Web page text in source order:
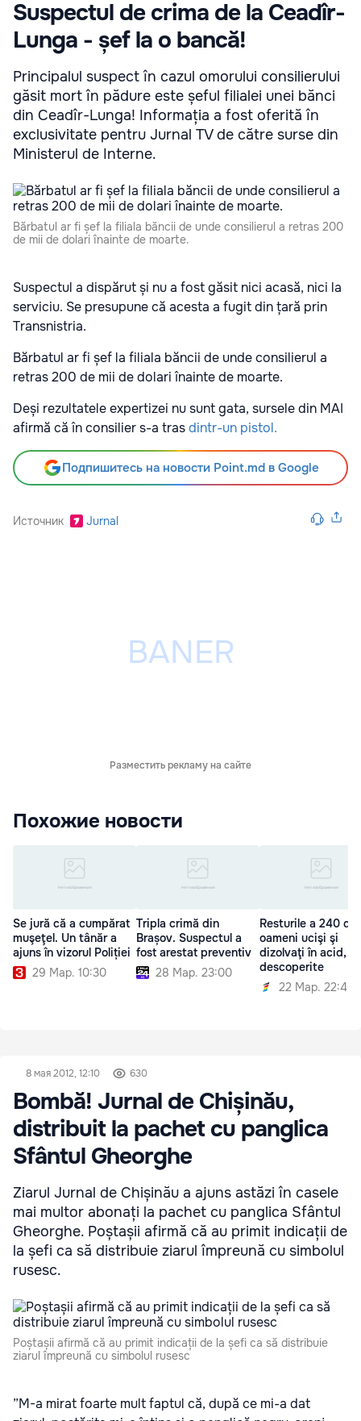
Suspectul de crima de la Ceadîr-
Lunga - șef la o bancă!
Principalul suspect în cazul omorului consilierului
găsit mort în pădure este șeful filialei unei bănci
din Ceadîr-Lunga! Informația a fost oferită în
exclusivitate pentru Jurnal TV de către surse din
Ministerul de Interne.
Bărbatul ar fi șef la filiala băncii de unde consilierul a retras 200
de mii de dolari înainte de moarte.
Suspectul a dispărut și nu a fost găsit nici acasă, nici la
serviciu. Se presupune că acesta a fugit din țară prin
Transnistria.
Bărbatul ar fi șef la filiala băncii de unde consilierul a
retras 200 de mii de dolari înainte de moarte.
Deși rezultatele expertizei nu sunt gata, sursele din MAI
afirmă că în consilier s-a trasdintr-un pistol.
Подпишитесь на новости Point.md в Google
Источник Jurnal
Разместить рекламу на сайте
Похожие новости
Se jură că a cumpărat
muşeţel. Un tânăr a
ajuns în vizorul Poliției
29 Мар. 10:30
Tripla crimă din
Brașov. Suspectul a
fost arestat preventiv
28 Мар. 23:00
Resturile a 240 de
oameni ucişi şi
dizolvaţi în acid,
descoperite
22 Мар. 22:46
8 мая 2012, 12:10 630
Bombă! Jurnal de Chișinău,
distribuit la pachet cu panglica
Sfântul Gheorghe
Ziarul Jurnal de Chișinău a ajuns astăzi în casele
mai multor abonați la pachet cu panglica Sfântul
Gheorghe. Poștașii afirmă că au primit indicații de
la șefi ca să distribuie ziarul împreună cu simbolul
rusesc.
Poștașii afirmă că au primit indicații de la șefi ca să distribuie
ziarul împreună cu simbolul rusesc
”M-a mirat foarte mult faptul că, după ce mi-a dat